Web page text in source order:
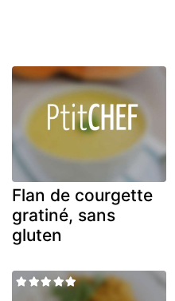
Flan de courgette
gratiné, sans
gluten